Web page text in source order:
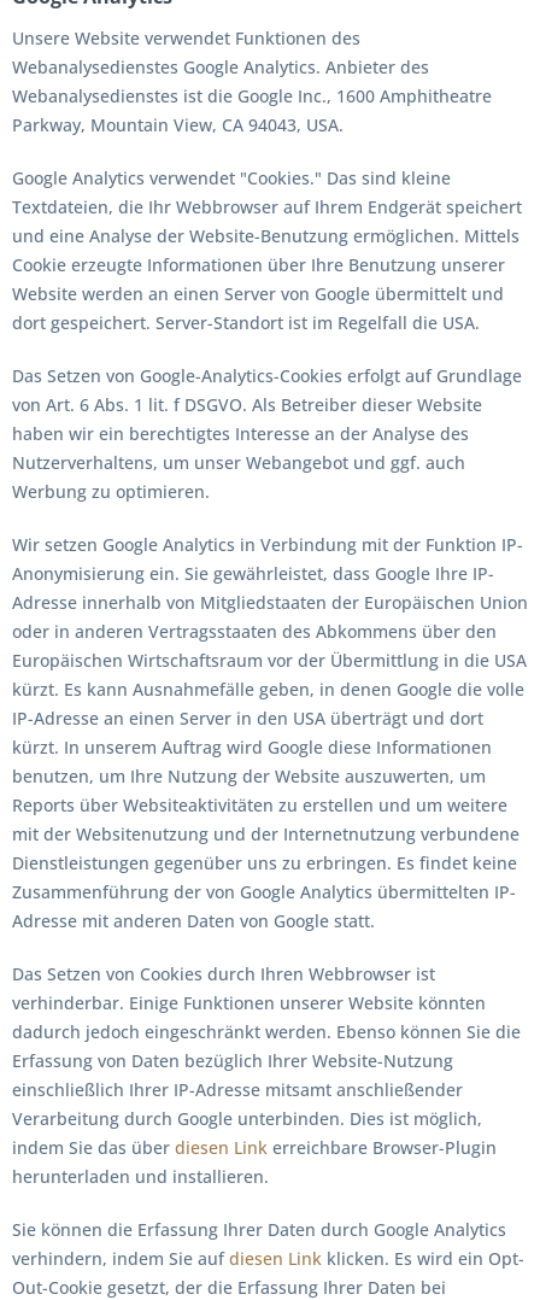
Unsere Website verwendet Funktionen des
Webanalysedienstes Google Analytics. Anbieter des
Webanalysedienstes ist die Google Inc., 1600 Amphitheatre
Parkway, Mountain View, CA 94043, USA.
Google Analytics verwendet "Cookies." Das sind kleine
Textdateien, die Ihr Webbrowser auf Ihrem Endgerät speichert
und eine Analyse der Website-Benutzung ermöglichen. Mittels
Cookie erzeugte Informationen über Ihre Benutzung unserer
Website werden an einen Server von Google übermittelt und
dort gespeichert. Server-Standort ist im Regelfall die USA.
Das Setzen von Google-Analytics-Cookies erfolgt auf Grundlage
von Art. 6 Abs. 1 lit. f DSGVO. Als Betreiber dieser Website
haben wir ein berechtigtes Interesse an der Analyse des
Nutzerverhaltens, um unser Webangebot und ggf. auch
Werbung zu optimieren.
Wir setzen Google Analytics in Verbindung mit der Funktion IP-
Anonymisierung ein. Sie gewährleistet, dass Google Ihre IP-
Adresse innerhalb von Mitgliedstaaten der Europäischen Union
oder in anderen Vertragsstaaten des Abkommens über den
Europäischen Wirtschaftsraum vor der Übermittlung in die USA
kürzt. Es kann Ausnahmefälle geben, in denen Google die volle
IP-Adresse an einen Server in den USA überträgt und dort
kürzt. In unserem Auftrag wird Google diese Informationen
benutzen, um Ihre Nutzung der Website auszuwerten, um
Reports über Websiteaktivitäten zu erstellen und um weitere
mit der Websitenutzung und der Internetnutzung verbundene
Dienstleistungen gegenüber uns zu erbringen. Es findet keine
Zusammenführung der von Google Analytics übermittelten IP-
Adresse mit anderen Daten von Google statt.
Das Setzen von Cookies durch Ihren Webbrowser ist
verhinderbar. Einige Funktionen unserer Website könnten
dadurch jedoch eingeschränkt werden. Ebenso können Sie die
Erfassung von Daten bezüglich Ihrer Website-Nutzung
einschließlich Ihrer IP-Adresse mitsamt anschließender
Verarbeitung durch Google unterbinden. Dies ist möglich,
indem Sie das über diesen Link erreichbare Browser-Plugin
herunterladen und installieren.
Sie können die Erfassung Ihrer Daten durch Google Analytics
verhindern, indem Sie aufdiesen Link klicken. Es wird ein Opt-
Out-Cookie gesetzt, der die Erfassung Ihrer Daten bei